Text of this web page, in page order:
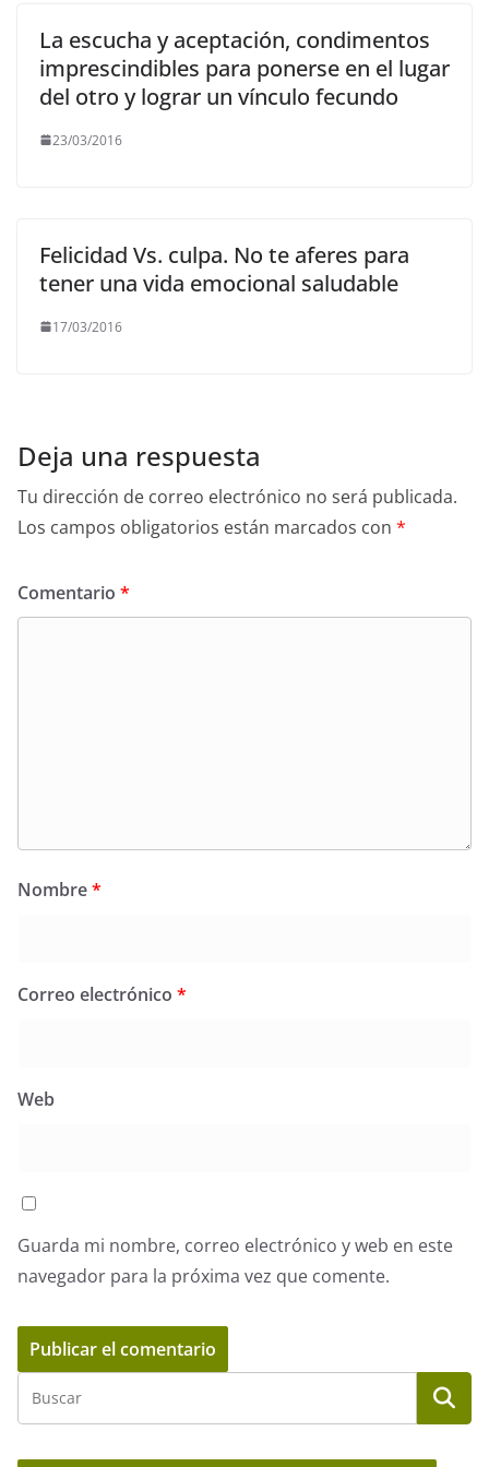
La escucha y aceptación, condimentos
imprescindibles para ponerse en el lugar
del otro y lograr un vínculo fecundo
23/03/2016
Felicidad Vs. culpa. No te aferes para
tener una vida emocional saludable
17/03/2016
Deja una respuesta
Tu dirección de correo electrónico no será publicada.
Los campos obligatorios están marcados con *
Comentario *
Nombre*
Correo electrónico *
Web
Guarda mi nombre, correo electrónico y web en este
navegador para la próxima vez que comente.